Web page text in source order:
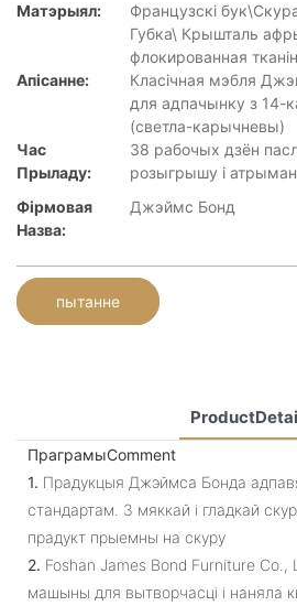
Матэрыял:
Французскі
Губка\ Крышталь
флокированная
Апісанне:
Класічная мэбля
для адпачынку з 14-
(светла-карычневы)
Час
Прыладу:
38 рабочых дзён
розыгрышу і
Фірмовая
Назва:
Джэймс Бонд
пытанне
ПраграмыComment
1. Прадукцыя Джэймса Бонда
стандартам. З мяккай і гладкай
прадукт прыемны на скуру
2. Foshan James Bond Furniture
машыны для вытворчасці і наняла